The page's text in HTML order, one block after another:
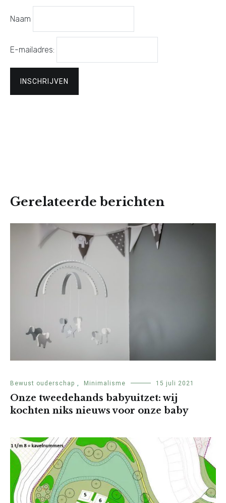
Naam
E-mailadres:
Gerelateerde berichten
Bewust ouderschap , Minimalisme 15 juli 2021
Onze tweedehands babyuitzet: wij
kochten niks nieuws voor onze baby